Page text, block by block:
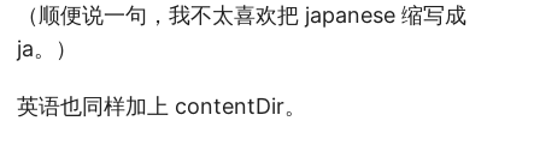
（顺便说一句，我不太喜欢把 japanese 缩写成
ja。）
英语也同样加上 contentDir。